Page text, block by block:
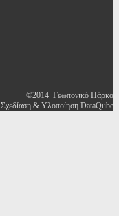
©2014 Γεωπονικό Πάρκο
Σχεδίαση & Υλοποίηση DataQube